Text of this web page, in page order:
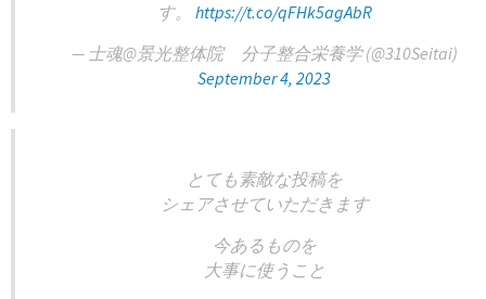
す。 https://t.co/qFHk5agAbR
— 士魂@景光整体院 分子整合栄養学 (@310Seitai)
September 4, 2023
とても素敵な投稿を
シェアさせていただきます
今あるものを
大事に使うこと